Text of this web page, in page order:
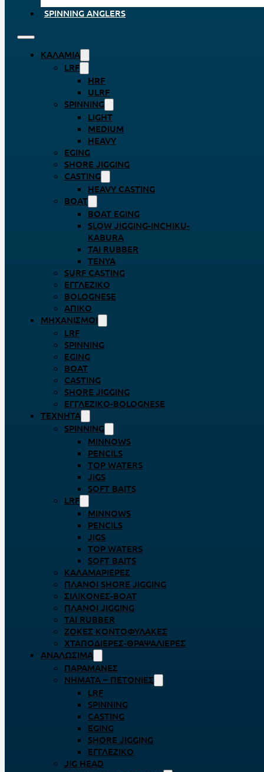
SPINNING ANGLERS
ΚΑΛΆΜΙΑ
LRF
HRF
ULRF
SPINNING
LIGHT
MEDIUM
HEAVY
EGING
SHORE JIGGING
CASTING
HEAVY CASTING
BOAT
BOAT EGING
SLOW JIGGING-INCHIKU-
KABURA
TAI RUBBER
TENYA
SURF CASTING
ΕΓΓΛΈΖΙΚΟ
BOLOGNESE
ΑΠΊΚΟ
ΜΗΧΑΝΙΣΜΟΊ
LRF
SPINNING
EGING
BOAT
CASTING
SHORE JIGGING
ΕΓΓΛΈΖΙΚΟ-BOLOGNESE
ΤΕΧΝΗΤΆ
SPINNING
MINNOWS
PENCILS
TOP WATERS
JIGS
SOFT BAITS
LRF
MINNOWS
PENCILS
JIGS
TOP WATERS
SOFT BAITS
ΚΑΛΑΜΑΡΙΈΡΕΣ
ΠΛΆΝΟΙ SHORE JIGGING
ΣΙΛΙΚΌΝΕΣ-BOAT
ΠΛΆΝΟΙ JIGGING
TAI RUBBER
ΖΌΚΕΣ ΚΟΝΤΟΦΎΛΑΚΕΣ
ΧΤΑΠΟΔΙΈΡΕΣ-ΘΡΑΨΑΛΙΈΡΕΣ
ΑΝΑΛΏΣΙΜΑ
ΠΑΡΑΜΆΝΕΣ
ΝΉΜΑΤΑ – ΠΕΤΟΝΙΈΣ
LRF
SPINNING
CASTING
EGING
SHORE JIGGING
ΕΓΓΛΈΖΙΚΟ
JIG HEAD